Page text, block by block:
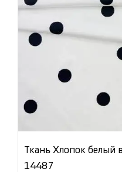
Ткань Хлопок белый
14487